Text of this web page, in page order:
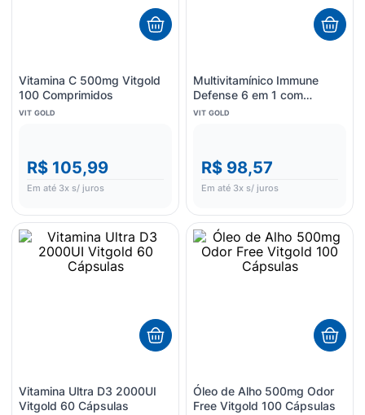
Vitamina C 500mg Vitgold
100 Comprimidos
VIT GOLD
R$ 105,99
Em até 3x s/ juros
Multivitamínico Immune
Defense 6 em 1 com
Própolis Vitgold 60
VIT GOLD
R$ 98,57
Em até 3x s/ juros
Vitamina Ultra D3 2000UI
Vitgold 60 Cápsulas
Óleo de Alho 500mg Odor
Free Vitgold 100 Cápsulas